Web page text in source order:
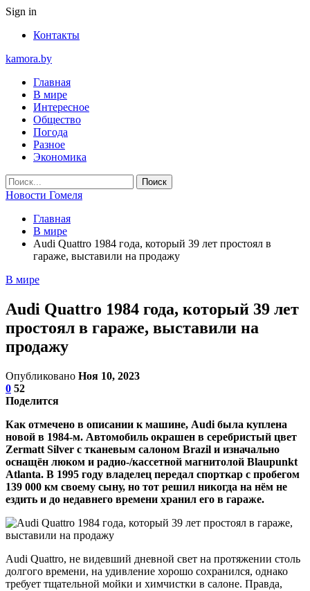
Sign in
Контакты
kamora.by
Главная
В мире
Интересное
Общество
Погода
Разное
Экономика
Новости Гомеля
Главная
В мире
Audi Quattro 1984 года, который 39 лет простоял в
гараже, выставили на продажу
В мире
Audi Quattro 1984 года, который 39 лет
простоял в гараже, выставили на
продажу
Опубликовано Ноя 10, 2023
0 52
Поделится
Как отмечено в описании к машине, Audi была куплена
новой в 1984-м. Автомобиль окрашен в серебристый цвет
Zermatt Silver с тканевым салоном Brazil и изначально
оснащён люком и радио-/кассетной магнитолой Blaupunkt
Atlanta. В 1995 году владелец передал спорткар с пробегом
139 000 км своему сыну, но тот решил никогда на нём не
ездить и до недавнего времени хранил его в гараже.
Audi Quattro, не видевший дневной свет на протяжении столь
долгого времени, на удивление хорошо сохранился, однако
требует тщательной мойки и химчистки в салоне. Правда,